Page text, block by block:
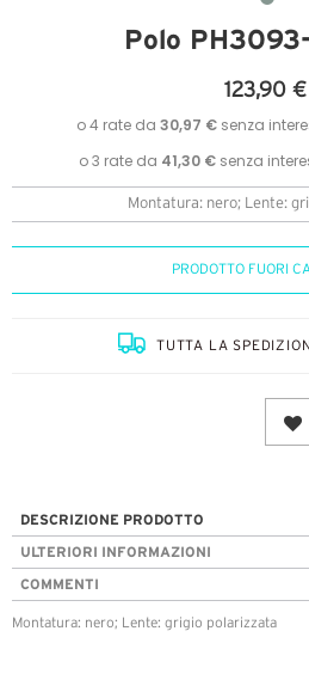
Polo
123,90 €
Montatura: nero; Lente:
PRODOTTO FUORI
TUTTA LA
DESCRIZIONE PRODOTTO
ULTERIORI INFORMAZIONI
COMMENTI
Montatura: nero; Lente: grigio polarizzata